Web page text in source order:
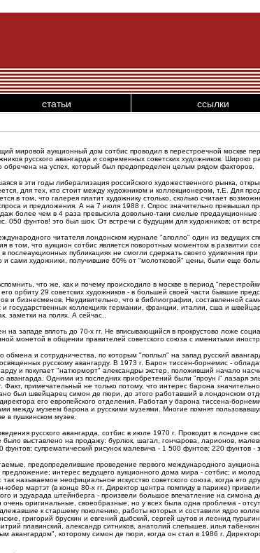
статьи ссылки
мировой аукционный дом сотбис проводил в перестроечной москве
русского авангарда и современных советских художников. Широко
на успех, который был предопределен целым рядом факторов.
в эти годы либерализация российского художественного рынка,
для тех, кто стоит между художником и коллекционером, т.Е. Для
в том, что галерея платит художнику столько, сколько считает
и предложения. А на 7 июля 1988 г. Спрос значительно превышал
более чем в 4 раза превысила довольно-таки смелые
фунтов! это был шок. От встречи с будущим для художников; от
читателя лондонском журнале "аполло" один из ведущих
в том, что аукцион сотбис является поворотным моментом в развитии
послеаукционных публикациях не смогли сдержать своего удивления
и сами художники, получившие 60% от "молотковой" цены, были еще
что же, как и почему происходило в москве в период
орбиту 29 советских художников - в большей своей части бывшие
и бизнесменов. Неудивительно, что в библиографии, составленной
и государственных коллекциях германии, франции, италии, сша и
заметки на полях. А сейчас..
на западе вплоть до 70-х гг. Не вписывающийся в прокрустово ложе
монетой в общении правителей советского союза с именитыми
обмена и сотрудничества, по которым "поплыл" на запад русский
русскому авангарду. В 1973 г. Барон тиссен-борнемис -
и покупает "натюрморт" александры экстер, положивший начало
авангарда. Одними из последних приобретений были "проун i" лазаря
Факт, примечательный не только потому, что интерес барона
был швейцарец симон де пюри, до этого работавший в лондонском
его европейского отделения. Работая у барона тиссена-
между музеем барона и русскими музеями. Многие помнят
в пушкинском музее.
русского авангарда, сотбис в июле 1970 г. Проводит в лондоне
было выставлено на продажу: бурлюк, шагал, гончарова, ларионов,
супрематический рисунок малевича - 1 500 фунтов; 220 фунтов -
предопределившие проведение первого международного аукциона
интерес ведущего аукционного дома мира - сотбис; и
называемое неофициальное искусство советского союза, когда его
мартэт (в конце 80-х гг. Директор центра помпиду в париже)
и эдуарада штейнберга - произвели большое впечатление на симона
оригинальные, своеобразные, но у всех была одна проблема -
к старшему поколению, работы которых и составили ядро
григорий брускин и евгений дыбский, сергей шутов и леонид
плавинский, александр ситников, анатолий слепышев, илья
авангардом", которому симон де пюри, когда он стал в 1986 г.